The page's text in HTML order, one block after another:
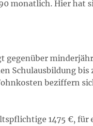
monatlich. Hier hat
gegenüber
Schulausbildung bis
beziffern
1475 €, für